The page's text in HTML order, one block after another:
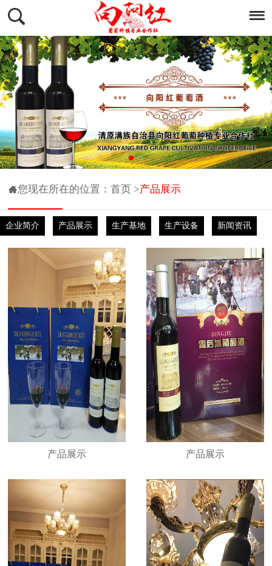
您现在所在的位置：首页 >产品展示
企业简介 产品展示 生产基地 生产设备 新闻资讯
产品展示 产品展示